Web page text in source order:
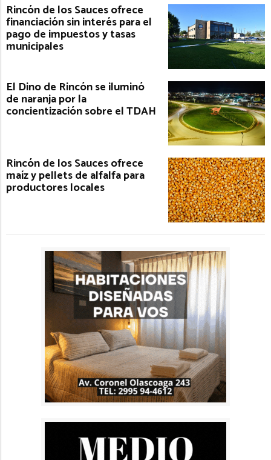
Rincón de los Sauces ofrece
financiación sin interés para el
pago de impuestos y tasas
municipales
El Dino de Rincón se iluminó
de naranja por la
concientización sobre el TDAH
Rincón de los Sauces ofrece
maíz y pellets de alfalfa para
productores locales